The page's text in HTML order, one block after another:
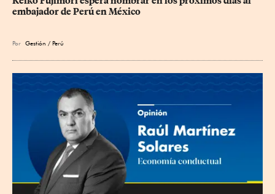
embajador de Perú en México
Por Gestión / Perú